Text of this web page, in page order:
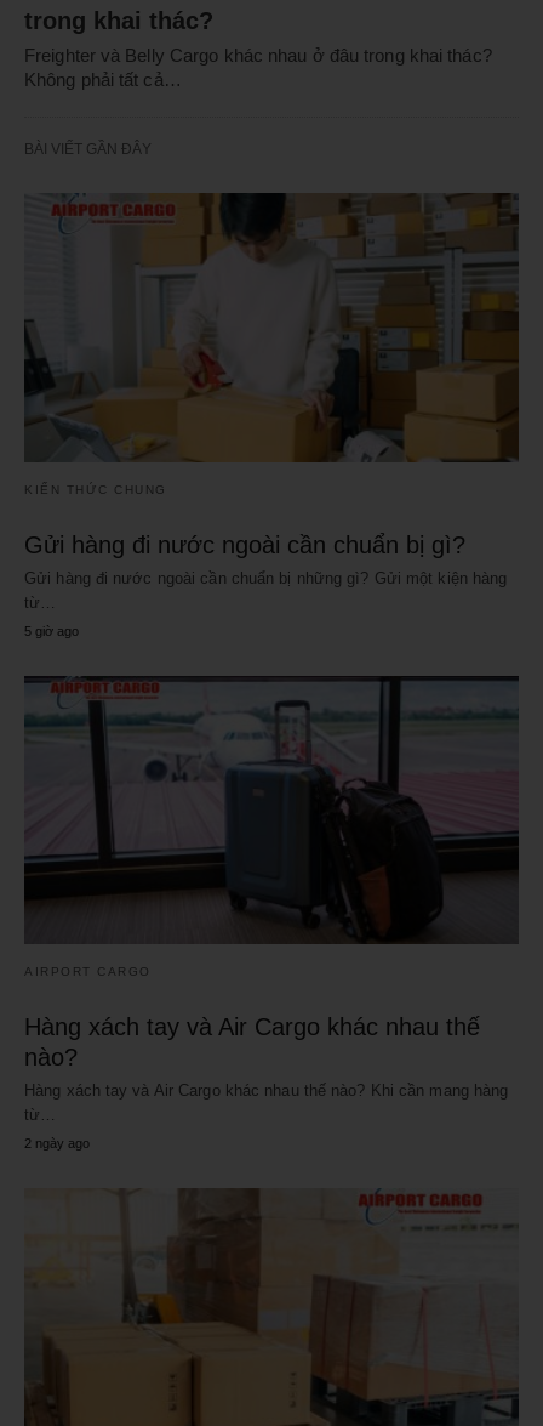
trong khai thác?
Freighter và Belly Cargo khác nhau ở đâu trong khai thác?
Không phải tất cả…
BÀI VIẾT GẦN ĐÂY
KIẾN THỨC CHUNG
Gửi hàng đi nước ngoài cần chuẩn bị gì?
Gửi hàng đi nước ngoài cần chuẩn bị những gì? Gửi một kiện hàng
từ…
5 giờ ago
AIRPORT CARGO
Hàng xách tay và Air Cargo khác nhau thế
nào?
Hàng xách tay và Air Cargo khác nhau thế nào? Khi cần mang hàng
từ…
2 ngày ago